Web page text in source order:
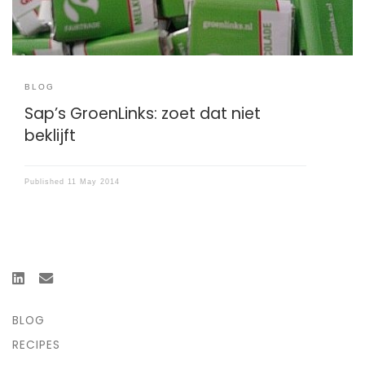
BLOG
Sap’s GroenLinks: zoet dat niet
beklijft
Published 11 May 2014
BLOG
RECIPES